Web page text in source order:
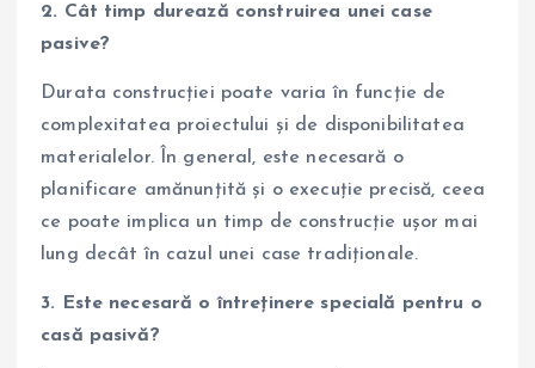
2. Cât timp durează construirea unei case
pasive?
Durata construcției poate varia în funcție de
complexitatea proiectului și de disponibilitatea
materialelor. În general, este necesară o
planificare amănunțită și o execuție precisă, ceea
ce poate implica un timp de construcție ușor mai
lung decât în cazul unei case tradiționale.
3. Este necesară o întreținere specială pentru o
casă pasivă?